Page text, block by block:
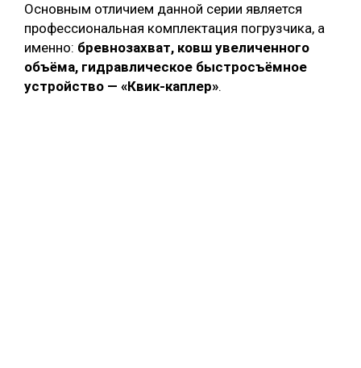
Основным отличием данной серии является
профессиональная комплектация погрузчика, а
именно: бревнозахват, ковш увеличенного
объёма, гидравлическое быстросъёмное
устройство — «Квик-каплер».